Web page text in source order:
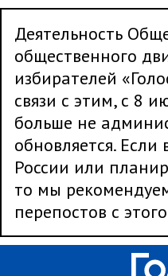
Деятельность
общественного
избирателей
связи с этим, с 8
больше не
обновляется. Если
России или
то мы
перепостов с